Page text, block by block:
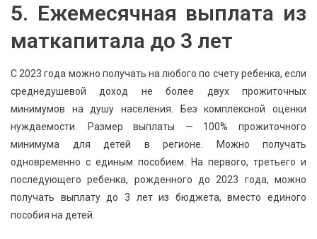
5. Ежемесячная выплата из
маткапитала до 3 лет
С 2023 года можно получать на любого по счету ребенка, если
среднедушевой доход не более двух прожиточных
минимумов на душу населения. Без комплексной оценки
нуждаемости. Размер выплаты — 100% прожиточного
минимума для детей в регионе. Можно получать
одновременно с единым пособием. На первого, третьего и
последующего ребенка, рожденного до 2023 года, можно
получать выплату до 3 лет из бюджета, вместо единого
пособия на детей.